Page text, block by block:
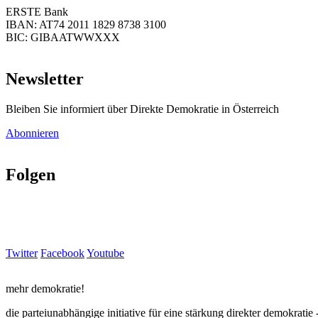
ERSTE Bank
IBAN: AT74 2011 1829 8738 3100
BIC: GIBAATWWXXX
Newsletter
Bleiben Sie informiert über Direkte Demokratie in Österreich
Abonnieren
Folgen
Twitter FacebookYoutube
mehr demokratie!
die parteiunabhängige initiative für eine stärkung direkter demokratie